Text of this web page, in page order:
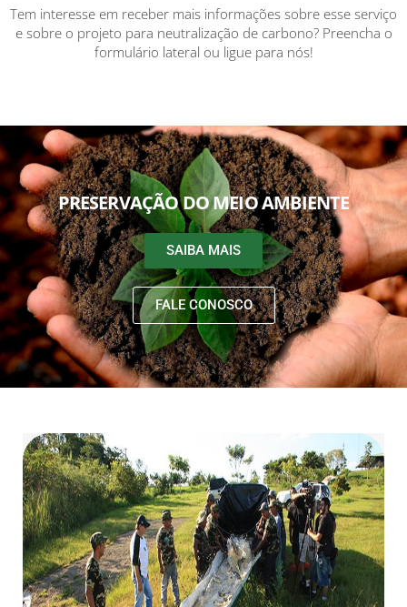
Tem interesse em receber mais informações sobre esse serviço
e sobre o projeto para neutralização de carbono? Preencha o
formulário lateral ou ligue para nós!
PRESERVAÇÃO DO MEIO AMBIENTE
SAIBA MAIS
FALE CONOSCO